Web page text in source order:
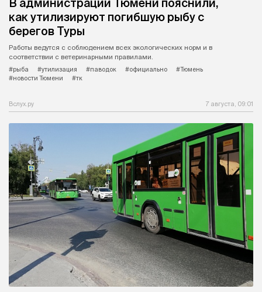
В администрации Тюмени пояснили,
как утилизируют погибшую рыбу с
берегов Туры
Работы ведутся с соблюдением всех экологических норм и в
соответствии с ветеринарными правилами.
#рыба
#утилизация #паводок #официально
#Тюмень
#новости Тюмени
#тк
Вслух.ру 7 августа, 09:01